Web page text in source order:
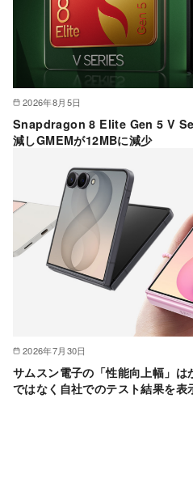
2026年8月5日
Snapdragon 8 Elite Gen 5 V
減しGMEMが12MBに減少
2026年7月30日
サムスン電子の「性能向上幅」
ではなく自社でのテスト結果を表